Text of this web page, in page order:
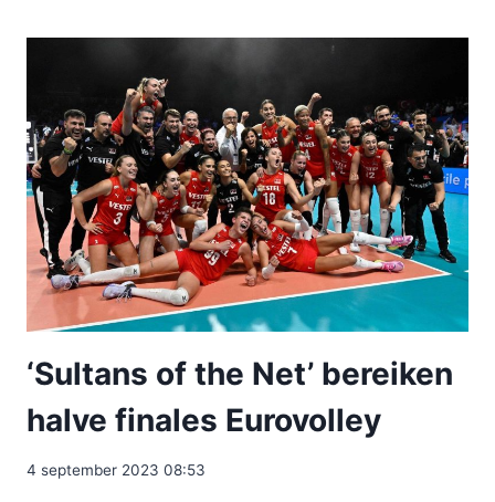
‘Sultans of the Net’ bereiken
halve finales Eurovolley
4 september 2023 08:53